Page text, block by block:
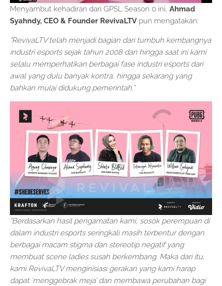
Menyambut kehadiran dari GPSL Season 0 ini, Ahmad
Syahndy, CEO & Founder RevivaLTV pun mengatakan:
“RevivaLTV telah menjadi bagian dari tumbuh kembangnya
industri esports sejak tahun 2008 dan hingga saat ini kami
selalu memperhatikan berbagai fase industri esports dari
awal yang dulu banyak kontra, hingga sekarang yang
bahkan mulai didukung pemerintah.”
“Berdasarkan hasil pengamatan kami, sosok perempuan di
dalam industri esports seringkali masih terbentur dengan
berbagai macam stigma dan stereotip negatif yang
membuat scene ladies susah berkembang. Maka dari itu,
kami RevivaLTV menginisiasi gerakan yang kami harap
dapat ‘menggebrak meja’ dan membawa perubahan bagi